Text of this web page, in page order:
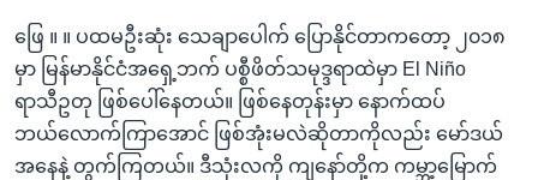
ဖြေ ။ ။ ပထမဦးဆုံး သေချာပေါက် ပြောနိုင်တာကတော့ ၂၀၁၈
မှာ မြန်မာနိုင်ငံအရှေ့ဘက် ပစ္စီဖိတ်သမုဒ္ဒရာထဲမှာ El Niño
ရာသီဥတု ဖြစ်ပေါ်နေတယ်။ ဖြစ်နေတုန်းမှာ နောက်ထပ်
ဘယ်လောက်ကြာအောင် ဖြစ်အုံးမလဲဆိုတာကိုလည်း မော်ဒယ်
အနေနဲ့ တွက်ကြတယ်။ ဒီသုံးလကို ကျနော်တို့က ကမ္ဘာ့မြောက်